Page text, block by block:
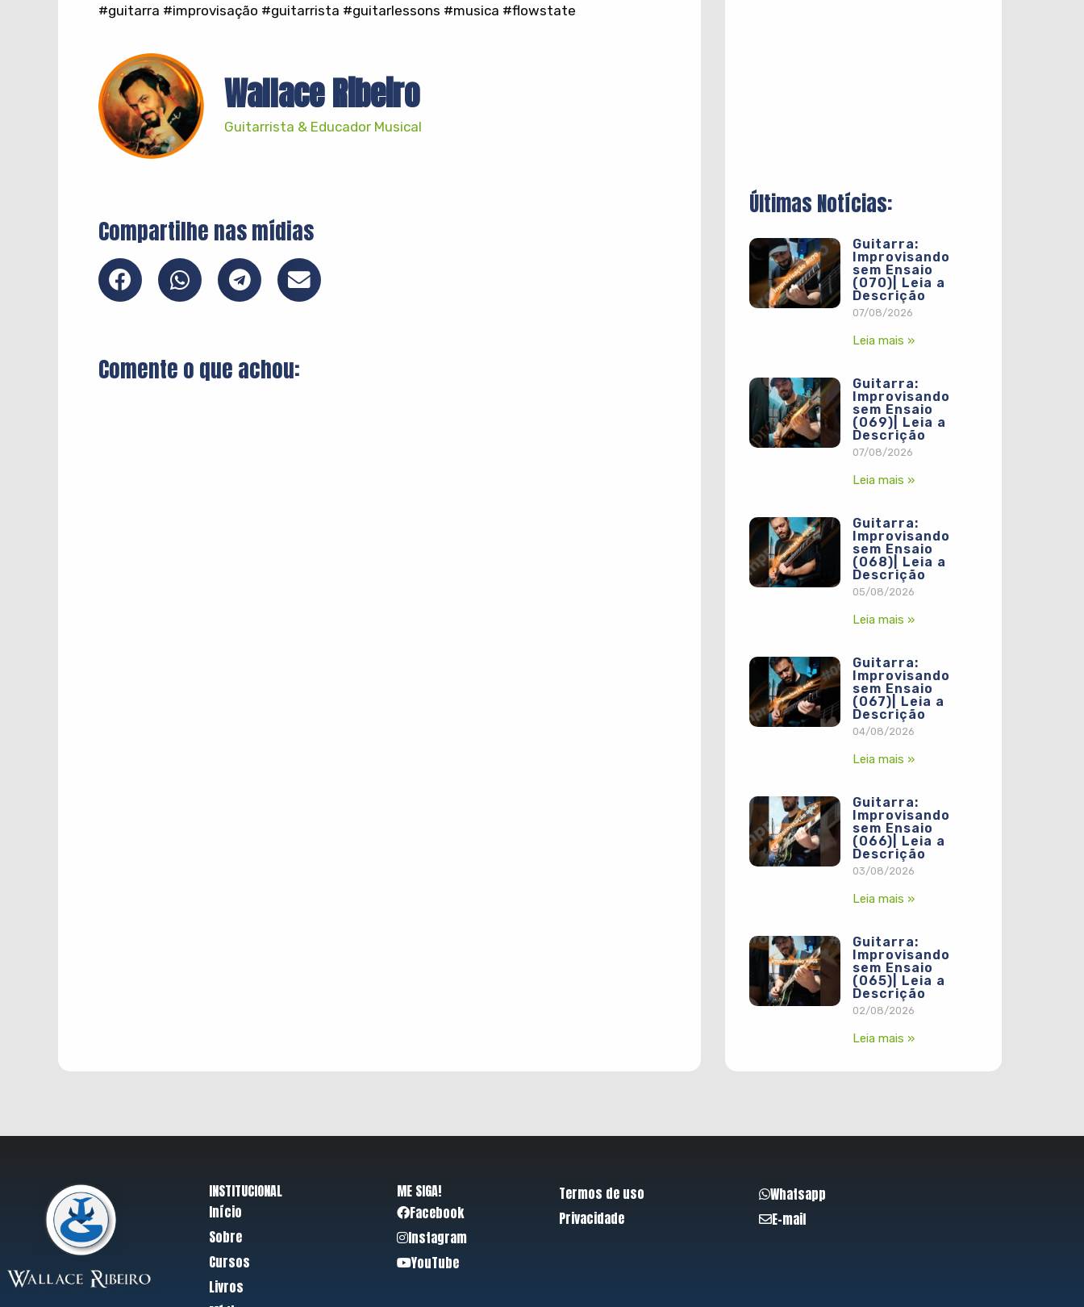
​#guitarra #improvisação #guitarrista #guitarlessons #musica #flowstate
Wallace Ribeiro
Guitarrista & Educador Musical
Compartilhe nas mídias
Comente o que achou:
Últimas Notícias:
Guitarra:
Improvisando
sem Ensaio
(070)| Leia a
Descrição
07/08/2026
Leia mais »
Guitarra:
Improvisando
sem Ensaio
(069)| Leia a
Descrição
07/08/2026
Leia mais »
Guitarra:
Improvisando
sem Ensaio
(068)| Leia a
Descrição
05/08/2026
Leia mais »
Guitarra:
Improvisando
sem Ensaio
(067)| Leia a
Descrição
04/08/2026
Leia mais »
Guitarra:
Improvisando
sem Ensaio
(066)| Leia a
Descrição
03/08/2026
Leia mais »
Guitarra:
Improvisando
sem Ensaio
(065)| Leia a
Descrição
02/08/2026
Leia mais »
INSTITUCIONAL
Início
Sobre
Cursos
Livros
ME SIGA!
Facebook
Instagram
YouTube
Termos de uso
Privacidade
Whatsapp
E-mail